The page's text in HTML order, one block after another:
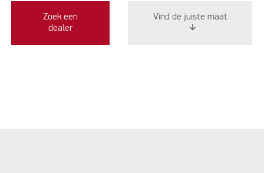
Zoek een
dealer
Vind de juiste maat